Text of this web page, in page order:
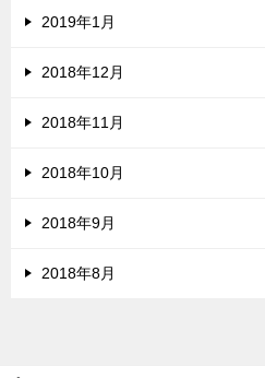
2019年1月
2018年12月
2018年11月
2018年10月
2018年9月
2018年8月